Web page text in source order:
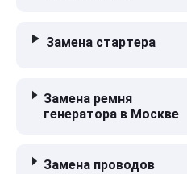
Замена стартера
Замена ремня
генератора в Москве
Замена проводов